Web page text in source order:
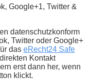
Google+1, Twitter &
datenschutzkonform
Twitter oder Google+
das eRecht24 Safe
Kontakt
erst dann her, wenn
klickt.